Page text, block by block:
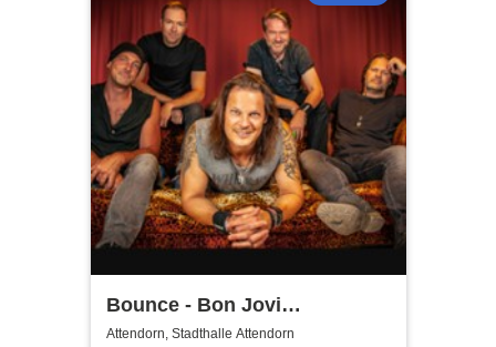
Bounce - Bon Jovi
Tributeband
Attendorn, Stadthalle Attendorn